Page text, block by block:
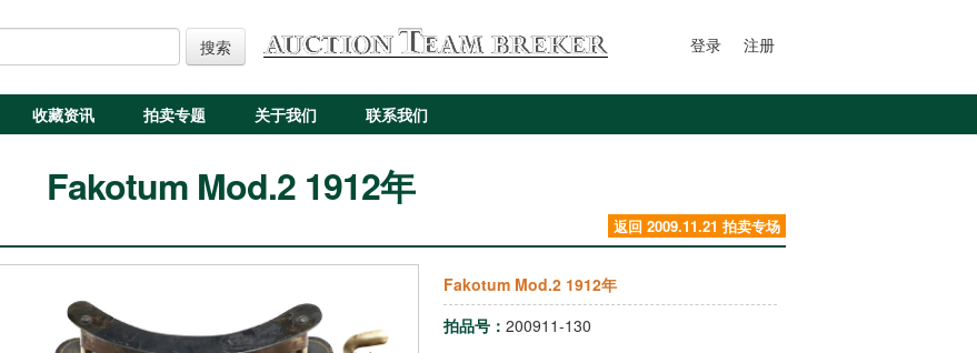
搜索 登录 注册
收藏资讯 拍卖专题 关于我们 联系我们
Fakotum Mod.2 1912年
返回 2009.11.21 拍卖专场
Fakotum Mod.2 1912年
拍品号： 200911-130